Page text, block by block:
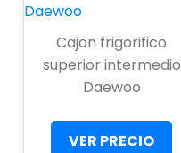
Cajon frigorifico
superior intermedio
Daewoo
VER PRECIO